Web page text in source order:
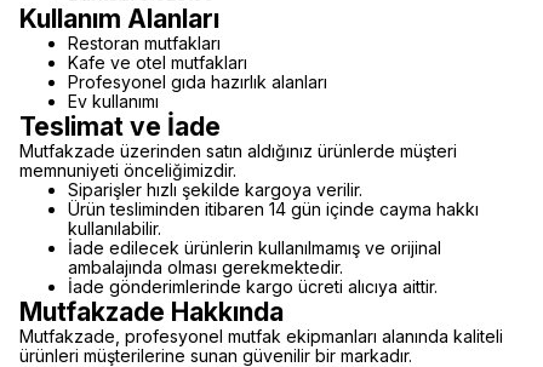
Kullanım Alanları
Restoran mutfakları
Kafe ve otel mutfakları
Profesyonel gıda hazırlık alanları
Ev kullanımı
Teslimat ve İade
Mutfakzade üzerinden satın aldığınız ürünlerde müşteri
memnuniyeti önceliğimizdir.
Siparişler hızlı şekilde kargoya verilir.
Ürün tesliminden itibaren 14 gün içinde cayma hakkı
kullanılabilir.
İade edilecek ürünlerin kullanılmamış ve orijinal
ambalajında olması gerekmektedir.
İade gönderimlerinde kargo ücreti alıcıya aittir.
Mutfakzade Hakkında
Mutfakzade, profesyonel mutfak ekipmanları alanında kaliteli
ürünleri müşterilerine sunan güvenilir bir markadır.